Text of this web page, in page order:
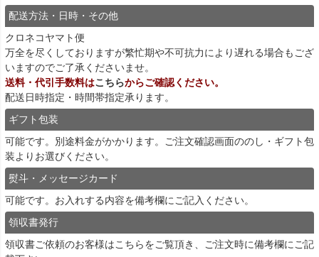
配送方法・日時・その他
クロネコヤマト便
万全を尽くしておりますが繁忙期や不可抗力により遅れる場合もござ
いますのでご了承くださいませ。
送料・代引手数料はこちらからご確認ください。
配送日時指定・時間帯指定承ります。
ギフト包装
可能です。別途料金がかかります。ご注文確認画面ののし・ギフト包
装よりお選びください。
熨斗・メッセージカード
可能です。お入れする内容を備考欄にご記入ください。
領収書発行
領収書ご依頼のお客様はこちらをご覧頂き、ご注文時に備考欄にご記